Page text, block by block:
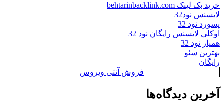
خرید بک لینک behtarinbacklink.com
لایسنس نود32
پسورد نود 32
اوکلی لایسنس رایگان نود 32
همیار نود 32
بهترین سئو
رایگان
فروش آنتی ویروس
آخرین دیدگاه‌ها